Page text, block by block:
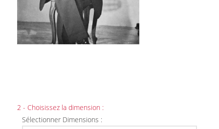
2 - Choisissez la dimension :
Sélectionner Dimensions :